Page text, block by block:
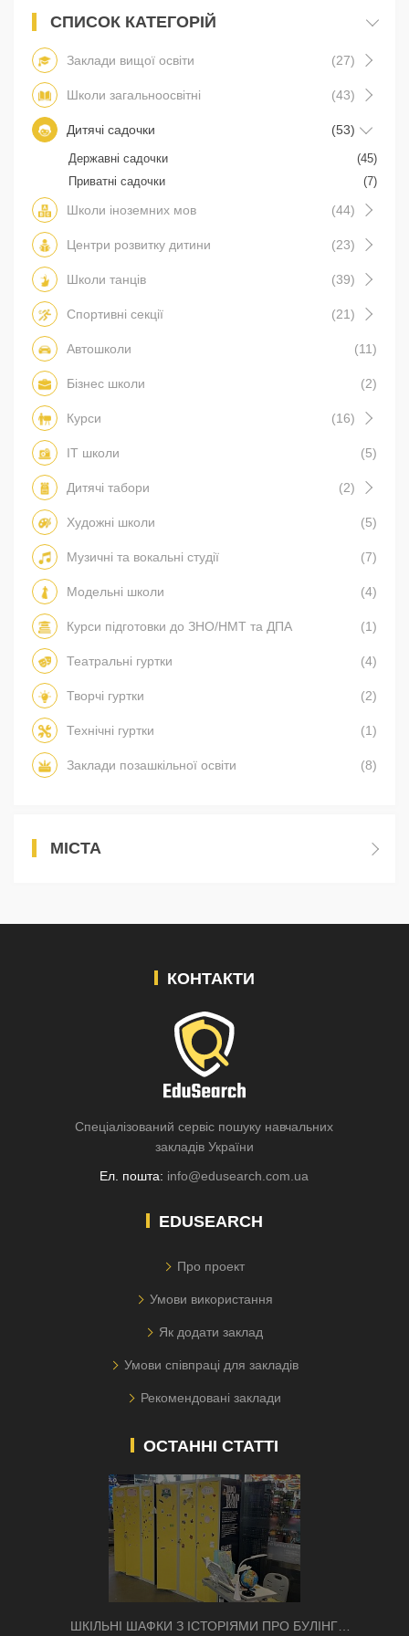
СПИСОК КАТЕГОРІЙ
Заклади вищої освіти (27)
Школи загальноосвітні (43)
Дитячі садочки (53)
Державні садочки
(45)
Приватні садочки
(7)
Школи іноземних мов (44)
Центри розвитку дитини (23)
Школи танців (39)
Спортивні секції (21)
Автошколи (11)
Бізнес школи (2)
Курси (16)
IT школи (5)
Дитячі табори (2)
Художні школи (5)
Музичні та вокальні студії (7)
Модельні школи (4)
Курси підготовки до ЗНО/НМТ та ДПА (1)
Театральні гуртки (4)
Творчі гуртки (2)
Технічні гуртки (1)
Заклади позашкільної освіти (8)
МІСТА
КОНТАКТИ
Спеціалізований сервіс пошуку навчальних
закладів України
Ел. пошта: info@edusearch.com.ua
EDUSEARCH
Про проект
Умови використання
Як додати заклад
Умови співпраці для закладів
Рекомендовані заклади
ОСТАННІ СТАТТІ
ШКІЛЬНІ ШАФКИ З ІСТОРІЯМИ ПРО БУЛІНГ